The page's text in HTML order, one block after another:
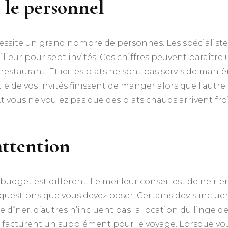
le personnel
un grand nombre de personnes. Les
pour sept invités. Ces chiffres peuvent paraître
Et ici les plats ne sont pas servis de
de vos invités finissent de manger alors que l’autre
vous ne voulez pas que des plats chauds arrivent
est différent. Le meilleur conseil est de ne
que vous devez poser. Certains devis
dîner, d’autres n’incluent pas la location du linge de
un supplément pour le voyage. Lorsque